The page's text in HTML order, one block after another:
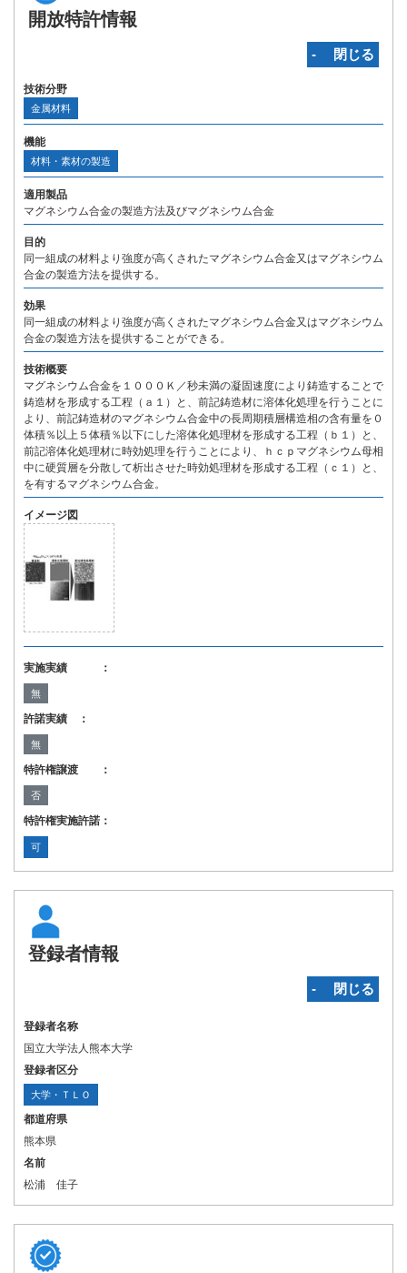
開放特許情報
‐ 閉じる
技術分野
金属材料
機能
材料・素材の製造
適用製品
マグネシウム合金の製造方法及びマグネシウム合金
目的
同一組成の材料より強度が高くされたマグネシウム合金又はマグネシウム
合金の製造方法を提供する。
効果
同一組成の材料より強度が高くされたマグネシウム合金又はマグネシウム
合金の製造方法を提供することができる。
技術概要
マグネシウム合金を１０００Ｋ／秒未満の凝固速度により鋳造することで
鋳造材を形成する工程（ａ１）と、前記鋳造材に溶体化処理を行うことに
より、前記鋳造材のマグネシウム合金中の長周期積層構造相の含有量を０
体積％以上５体積％以下にした溶体化処理材を形成する工程（ｂ１）と、
前記溶体化処理材に時効処理を行うことにより、ｈｃｐマグネシウム母相
中に硬質層を分散して析出させた時効処理材を形成する工程（ｃ１）と、
を有するマグネシウム合金。
イメージ図
実施実績 ：
無
許諾実績 ：
無
特許権譲渡 ：
否
特許権実施許諾：
可
登録者情報
‐ 閉じる
登録者名称
国立大学法人熊本大学
登録者区分
大学・ＴＬＯ
都道府県
熊本県
名前
松浦 佳子